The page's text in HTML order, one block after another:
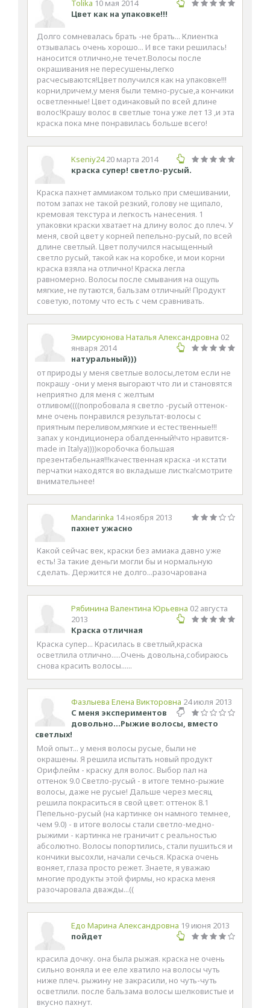
Tolika 10 мая 2014
Цвет как на упаковке!!!
Долго сомневалась брать -не брать... Клиентка
отзывалась очень хорошо... И все таки решилась!
наносится отлично,не течет.Волосы после
окрашивания не пересушены,легко
расчесываются!Цвет получился как на упаковке!!!
корни,причем,у меня были темно-русые,а кончики
осветленные! Цвет одинаковый по всей длине
волос!Крашу волос в светлые тона уже лет 13 ,и эта
краска пока мне понравилась больше всего!
Kseniy24 20 марта 2014
краска супер! светло-русый.
Краска пахнет аммиаком только при смешивании,
потом запах не такой резкий, голову не щипало,
кремовая текстура и легкость нанесения. 1
упаковки краски хватает на длину волос до плеч. У
меня, свой цвет у корней пепельно-русый, по всей
длине светлый. Цвет получился насыщенный
светло русый, такой как на коробке, и мои корни
краска взяла на отлично! Краска легла
равномерно. Волосы после смывания на ощупь
мягкие, не путаются, бальзам отличный! Продукт
советую, потому что есть с чем сравнивать.
Эмирсуюнова Наталья Александровна 02
января 2014
натуральный)))
от природы у меня светлые волосы,летом если не
покрашу -они у меня выгорают что ли и становятся
неприятно для меня с желтым
отливом((((попробовала я светло -русый оттенок-
мне очень понравился результат-волосы с
приятным переливом,мягкие и естественные!!!
запах у кондиционера обалденный!что нравится-
made in Italya))))коробочка большая
презентабельная!!!качественная краска -и кстати
перчатки находятся во вкладыше листка!смотрите
внимательнее!
Mandarinka 14 ноября 2013
пахнет ужасно
Какой сейчас век, краски без амиака давно уже
есть! За такие деньги могли бы и нормальную
сделать. Держится не долго...разочарована
Рябинина Валентина Юрьевна 02 августа
2013
Краска отличная
Краска супер... Красилась в светлый,краска
осветлила отлично.....Очень довольна,собираюсь
снова красить волосы......
Фазлыева Елена Викторовна 24 июля 2013
С меня экспериментов
довольно...Рыжие волосы, вместо
светлых!
Мой опыт... у меня волосы русые, были не
окрашены. Я решила испытать новый продукт
Орифлейм - краску для волос. Выбор пал на
оттенок 9.0 Светло-русый - в итоге темно-рыжие
волосы, даже не русые! Дальше через месяц
решила покраситься в свой цвет: оттенок 8.1
Пепельно-русый (на картинке он намного темнее,
чем 9.0) - в итоге волосы стали светло-медно-
рыжими - картинка не граничит с реальностью
абсолютно. Волосы попортились, стали пушиться и
кончики высохли, начали сечься. Краска очень
воняет, глаза просто режет. Знаете, я уважаю
многие продукты этой фирмы, но краска меня
разочаровала дважды...((
Едо Марина Александровна 19 июня 2013
пойдет
красила дочку. она была рыжая. краска не очень
сильно воняла и ее еле хватило на волосы чуть
ниже плеч. рыжину не закрасили, но чуть-чуть
осветлили. после бальзама волосы шелковистые и
вкусно пахнут.